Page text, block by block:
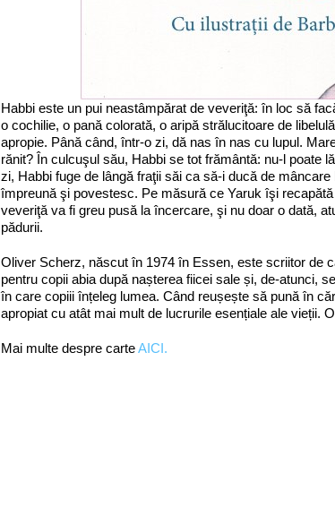
Habbi este un pui neastâmpărat de veveriţă: în loc să
o cochilie, o pană colorată, o aripă strălucitoare de
apropie. Până când, într-o zi, dă nas în nas cu lupul.
rănit? În culcuşul său, Habbi se tot frământă: nu-l poate
zi, Habbi fuge de lângă fraţii săi ca să-i ducă de
împreună şi povestesc. Pe măsură ce Yaruk îşi
veveriţă va fi greu pusă la încercare, şi nu doar o dată,
pădurii.
Oliver Scherz, născut în 1974 în Essen, este scriitor de
pentru copii abia după nașterea fiicei sale și, de‑atunci,
în care copiii înțeleg lumea. Când reușește să pună în
apropiat cu atât mai mult de lucrurile esențiale ale vieții.
Mai multe despre carteAICI.